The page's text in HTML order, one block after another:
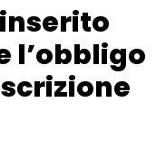
l’obbligo